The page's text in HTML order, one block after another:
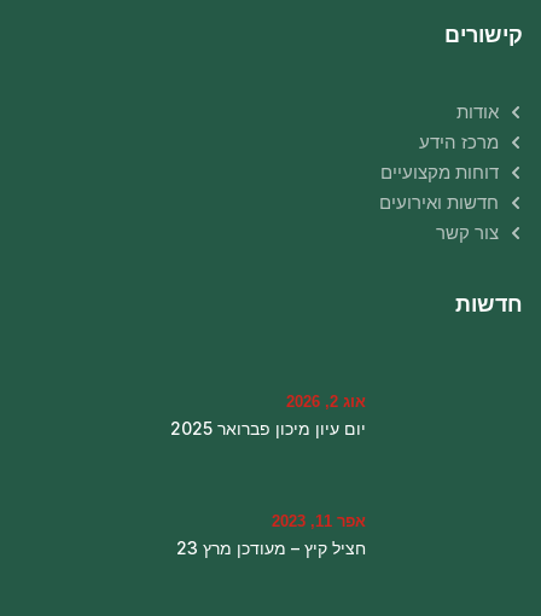
קישורים
אודות
מרכז הידע
דוחות מקצועיים
חדשות ואירועים
צור קשר
חדשות
אוג 2, 2026
יום עיון מיכון פברואר 2025
אפר 11, 2023
חציל קיץ – מעודכן מרץ 23